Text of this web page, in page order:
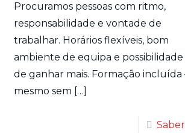
Procuramos pessoas com ritmo,
responsabilidade e vontade de
trabalhar. Horários flexíveis, bom
ambiente de equipa e possibilidade
de ganhar mais. Formação incluída
mesmo sem […]